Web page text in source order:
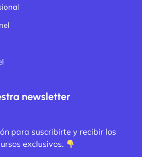
newsletter
para suscribirte y recibir los
exclusivos.